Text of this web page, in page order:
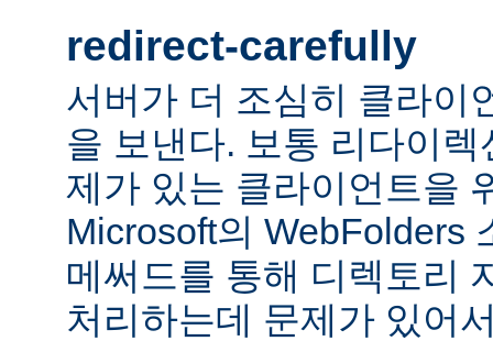
redirect-carefully
서버가 더 조심히 클라이
을 보낸다. 보통 리다이
제가 있는 클라이언트을
Microsoft의 WebFolders
메써드를 통해 디렉토리
처리하는데 문제가 있어